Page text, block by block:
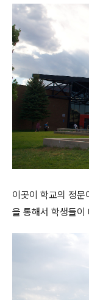
이곳이 학교의 정
을 통해서 학생들이